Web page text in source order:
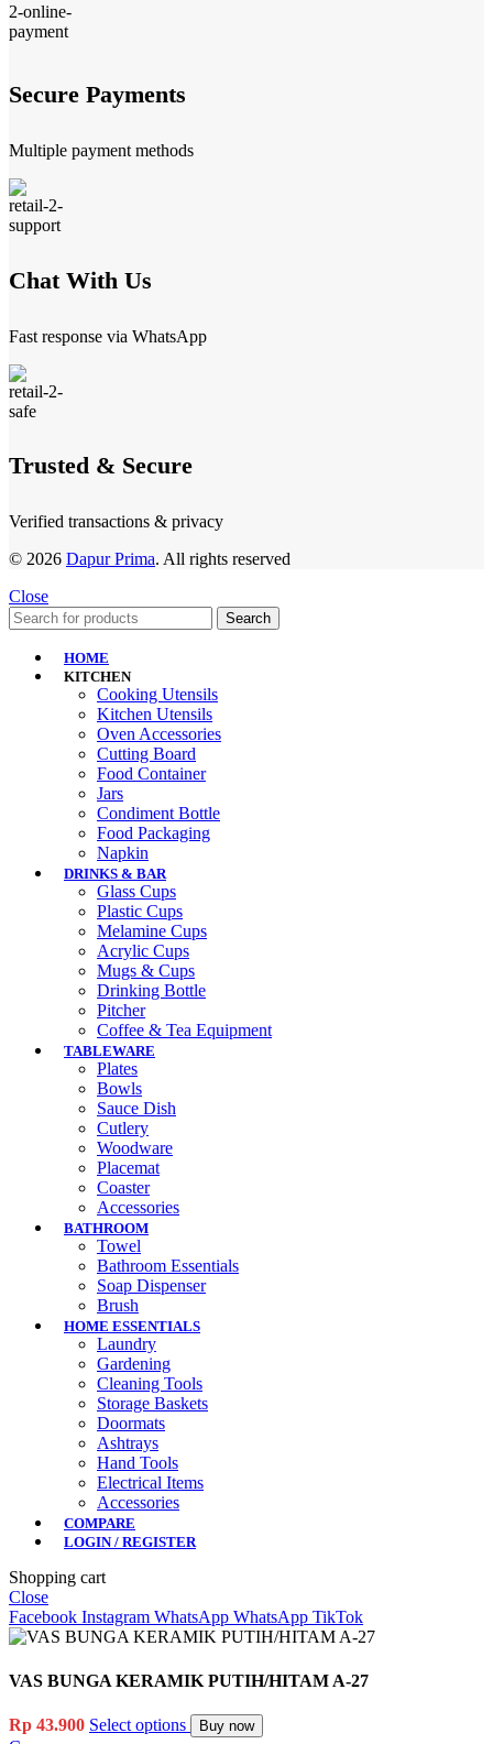
Secure Payments
Multiple payment methods
Chat With Us
Fast response via WhatsApp
Trusted & Secure
Verified transactions & privacy
© 2026 Dapur Prima. All rights reserved
Close
Search
HOME
KITCHEN
Cooking Utensils
Kitchen Utensils
Oven Accessories
Cutting Board
Food Container
Jars
Condiment Bottle
Food Packaging
Napkin
DRINKS & BAR
Glass Cups
Plastic Cups
Melamine Cups
Acrylic Cups
Mugs & Cups
Drinking Bottle
Pitcher
Coffee & Tea Equipment
TABLEWARE
Plates
Bowls
Sauce Dish
Cutlery
Woodware
Placemat
Coaster
Accessories
BATHROOM
Towel
Bathroom Essentials
Soap Dispenser
Brush
HOME ESSENTIALS
Laundry
Gardening
Cleaning Tools
Storage Baskets
Doormats
Ashtrays
Hand Tools
Electrical Items
Accessories
COMPARE
LOGIN / REGISTER
Shopping cart
Close
Facebook Instagram WhatsApp WhatsApp TikTok
VAS BUNGA KERAMIK PUTIH/HITAM A-27
Rp 43.900 Select options Buy now